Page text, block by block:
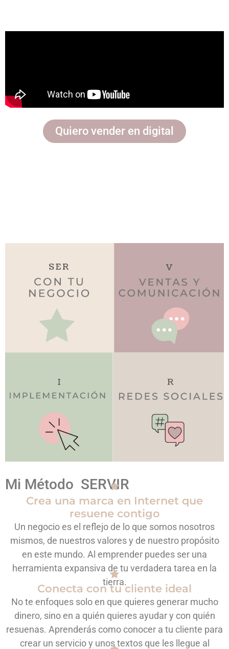
Quiero vender en digital
Mi Método SERVIR
Crea una marca en Internet que
resuene contigo
Un negocio es el reflejo de lo que somos nosotros
mismos, de nuestros valores y de nuestro propósito
en este mundo. Al emprender puedes ser una
herramienta expansiva de tu verdadera tarea en la
tierra.
Conecta con tu cliente ideal
No te enfoques solo en que quieres generar mucho
dinero, sino en a quién quieres ayudar y con quién
resuenas. Aprenderás como conocer a tu cliente para
crear un servicio y unos textos que les llegue al